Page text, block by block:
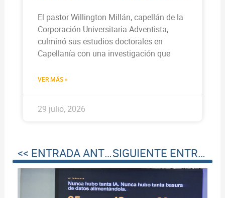
El pastor Willington Millán, capellán de la
Corporación Universitaria Adventista,
culminó sus estudios doctorales en
Capellanía con una investigación que
VER MÁS »
29 julio, 2026
<< ENTRADA ANTERIOR SIGUIENTE ENTRADA >>